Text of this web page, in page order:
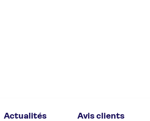
Actualités Avis clients